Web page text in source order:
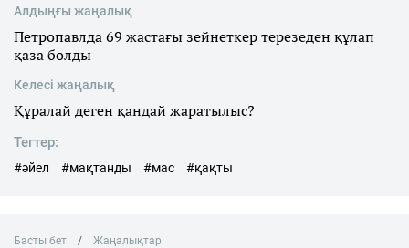
Алдыңғы жаңалық
Петропавлда 69 жастағы зейнеткер терезеден құлап
қаза болды
Келесі жаңалық
Құралай деген қандай жаратылыс?
Тегтер:
#әйел #мақтанды #мас #қақты
Басты бет Жаңалықтар